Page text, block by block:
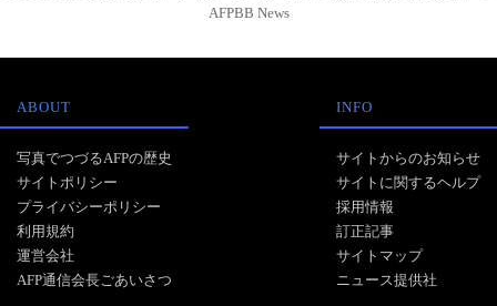
AFPBB News
ABOUT
写真でつづるAFPの歴史
サイトポリシー
プライバシーポリシー
利用規約
運営会社
AFP通信会長ごあいさつ
INFO
サイトからのお知らせ
サイトに関するヘルプ
採用情報
訂正記事
サイトマップ
ニュース提供社